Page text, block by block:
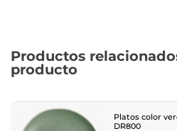
Productos
producto
Platos color
DR800